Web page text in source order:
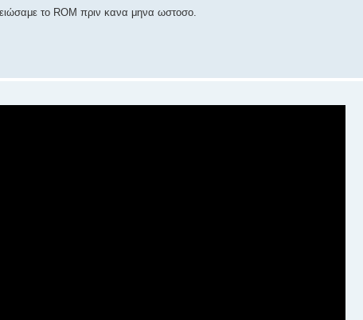
το ROM πριν κανα μηνα ωστοσο.